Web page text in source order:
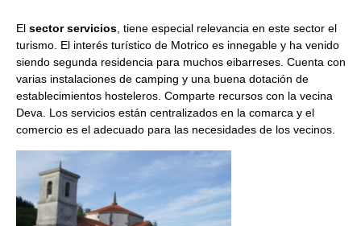
El sector servicios, tiene especial relevancia en este sector el
turismo. El interés turístico de Motrico es innegable y ha venido
siendo segunda residencia para muchos eibarreses. Cuenta con
varias instalaciones de camping y una buena dotación de
establecimientos hosteleros. Comparte recursos con la vecina
Deva. Los servicios están centralizados en la comarca y el
comercio es el adecuado para las necesidades de los vecinos.